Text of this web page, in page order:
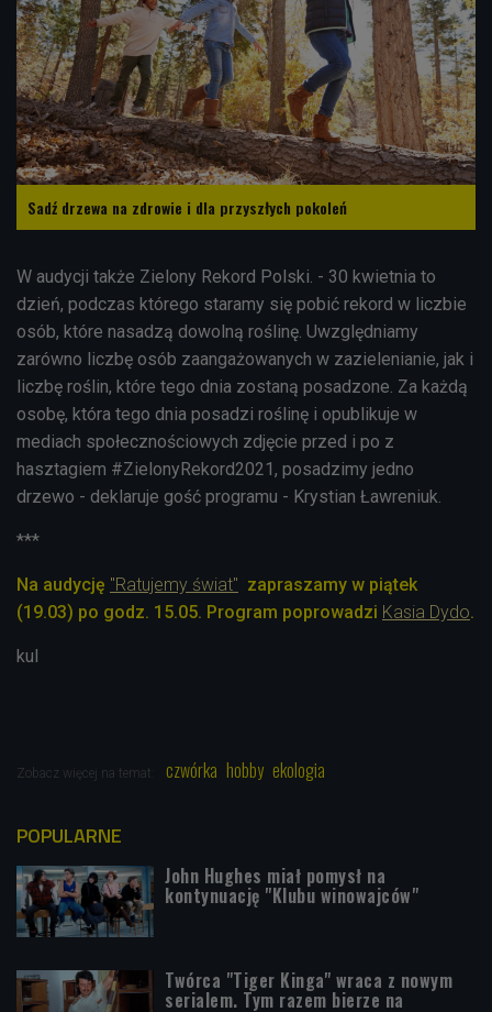
Sadź drzewa na zdrowie i dla przyszłych pokoleń
W audycji także Zielony Rekord Polski. - 30 kwietnia to
dzień, podczas którego staramy się pobić rekord w liczbie
osób, które nasadzą dowolną roślinę. Uwzględniamy
zarówno liczbę osób zaangażowanych w zazielenianie, jak i
liczbę roślin, które tego dnia zostaną posadzone. Za każdą
osobę, która tego dnia posadzi roślinę i opublikuje w
mediach społecznościowych zdjęcie przed i po z
hasztagiem #ZielonyRekord2021, posadzimy jedno
drzewo - deklaruje gość programu - Krystian Ławreniuk.
***
Na audycję "Ratujemy świat" zapraszamy w piątek
(19.03) po godz. 15.05. Program poprowadzi Kasia Dydo.
kul
Zobacz więcej na temat: czwórka hobby ekologia
POPULARNE
John Hughes miał pomysł na
kontynuację "Klubu winowajców"
Twórca "Tiger Kinga" wraca z nowym
serialem. Tym razem bierze na